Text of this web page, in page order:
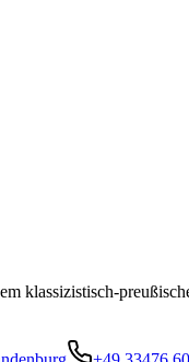
klassizistisch-